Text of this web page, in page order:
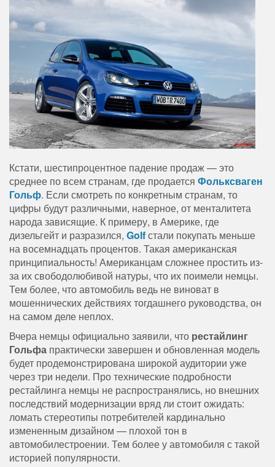
Кстати, шестипроцентное падение продаж — это
среднее по всем странам, где продается Фольксваген
Гольф. Если смотреть по конкретным странам, то
цифры будут различными, наверное, от менталитета
народа зависящие. К примеру, в Америке, где
дизельгейт и разразился, Golfстали покупать меньше
на восемнадцать процентов. Такая американская
принципиальность! Американцам сложнее простить из-
за их свободолюбивой натуры, что их поимели немцы.
Тем более, что автомобиль ведь не виноват в
мошеннических действиях тогдашнего руководства, он
на самом деле неплох.
Вчера немцы официально заявили, что рестайлинг
Гольфа практически завершен и обновленная модель
будет продемонстрирована широкой аудитории уже
через три недели. Про технические подробности
рестайлинга немцы не распространялись, но внешних
последствий модернизации вряд ли стоит ожидать:
ломать стереотипы потребителей кардинально
измененным дизайном — плохой тон в
автомобилестроении. Тем более у автомобиля с такой
историей популярности.